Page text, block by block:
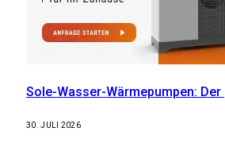
Sole-Wasser-Wärmepumpen:
30. JULI 2026